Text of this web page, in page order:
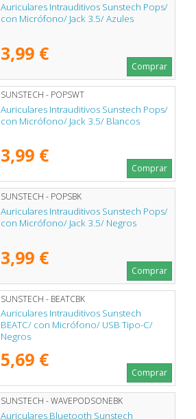
Auriculares Intrauditivos Sunstech Pops/
con Micrófono/ Jack 3.5/ Azules
3,99 €
Comprar
SUNSTECH - POPSWT
Auriculares Intrauditivos Sunstech Pops/
con Micrófono/ Jack 3.5/ Blancos
3,99 €
Comprar
SUNSTECH - POPSBK
Auriculares Intrauditivos Sunstech Pops/
con Micrófono/ Jack 3.5/ Negros
3,99 €
Comprar
SUNSTECH - BEATCBK
Auriculares Intrauditivos Sunstech
BEATC/ con Micrófono/ USB Tipo-C/
Negros
5,69 €
Comprar
SUNSTECH - WAVEPODSONEBK
Auriculares Bluetooth Sunstech